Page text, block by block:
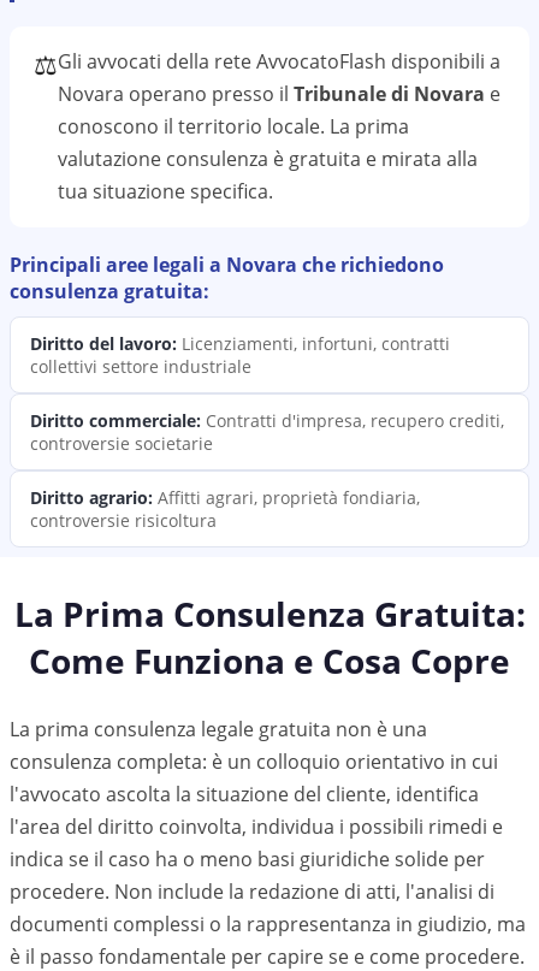
⚖️Gli avvocati della rete AvvocatoFlash disponibili a
Novara operano presso il Tribunale di Novara e
conoscono il territorio locale. La prima
valutazione consulenza è gratuita e mirata alla
tua situazione specifica.
Principali aree legali a Novara che richiedono
consulenza gratuita:
Diritto del lavoro: Licenziamenti, infortuni, contratti
collettivi settore industriale
Diritto commerciale: Contratti d'impresa, recupero crediti,
controversie societarie
Diritto agrario: Affitti agrari, proprietà fondiaria,
controversie risicoltura
La Prima Consulenza Gratuita:
Come Funziona e Cosa Copre
La prima consulenza legale gratuita non è una
consulenza completa: è un colloquio orientativo in cui
l'avvocato ascolta la situazione del cliente, identifica
l'area del diritto coinvolta, individua i possibili rimedi e
indica se il caso ha o meno basi giuridiche solide per
procedere. Non include la redazione di atti, l'analisi di
documenti complessi o la rappresentanza in giudizio, ma
è il passo fondamentale per capire se e come procedere.